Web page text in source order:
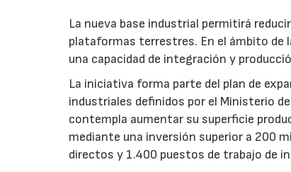
La nueva base industrial permitirá
plataformas terrestres. En el ámbito de
una capacidad de integración y
La iniciativa forma parte del plan de
industriales definidos por el Ministerio
contempla aumentar su superficie
mediante una inversión superior a 200
directos y 1.400 puestos de trabajo de